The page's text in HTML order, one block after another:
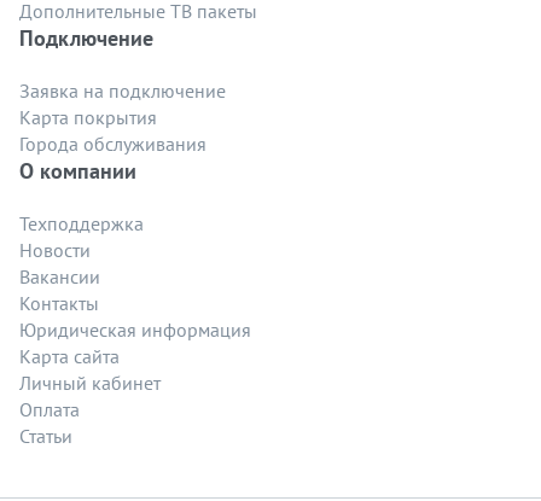
Дополнительные ТВ пакеты
Подключение
Заявка на подключение
Карта покрытия
Города обслуживания
О компании
Техподдержка
Новости
Вакансии
Контакты
Юридическая информация
Карта сайта
Личный кабинет
Оплата
Статьи